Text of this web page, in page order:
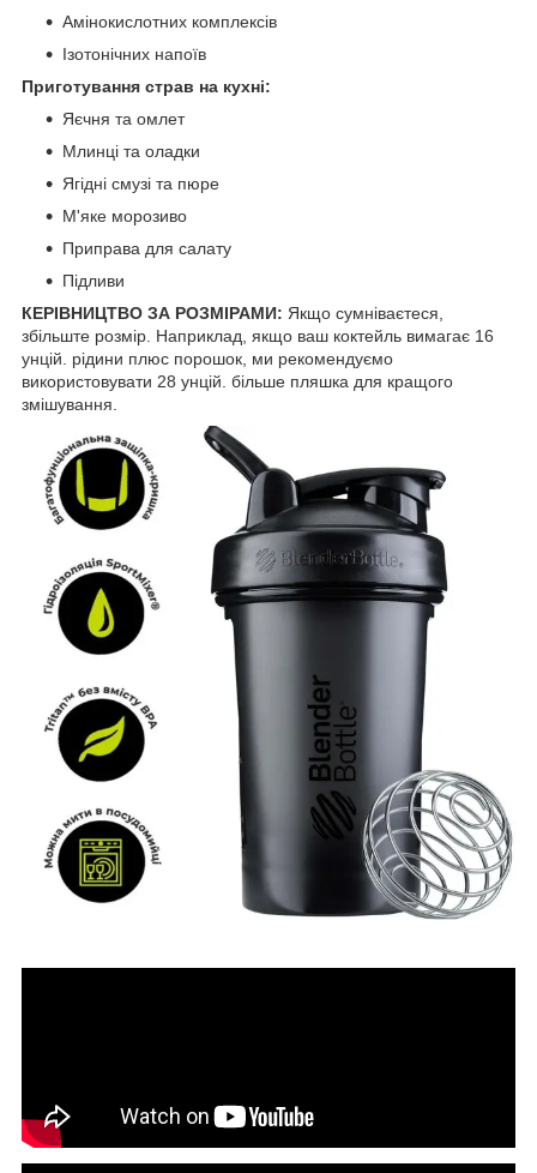
Амінокислотних комплексів
Ізотонічних напоїв
Приготування страв на кухні:
Яєчня та омлет
Млинці та оладки
Ягідні смузі та пюре
М'яке морозиво
Приправа для салату
Підливи
КЕРІВНИЦТВО ЗА РОЗМІРАМИ: Якщо сумніваєтеся,
збільште розмір. Наприклад, якщо ваш коктейль вимагає 16
унцій. рідини плюс порошок, ми рекомендуємо
використовувати 28 унцій. більше пляшка для кращого
змішування.